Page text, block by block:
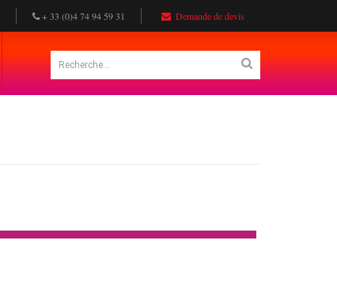
+ 33 (0)4 74 94 59 31 Demande de devis